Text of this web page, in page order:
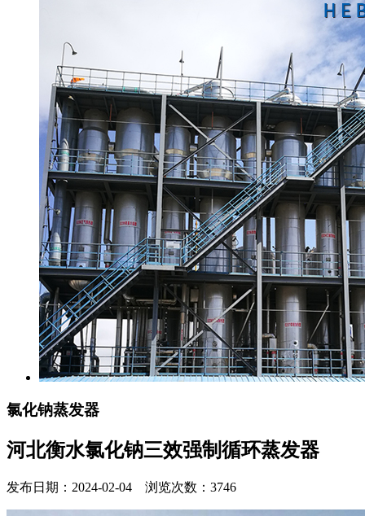
氯化钠蒸发器
河北衡水氯化钠三效强制循环蒸发器
发布日期：2024-02-04 浏览次数：3746